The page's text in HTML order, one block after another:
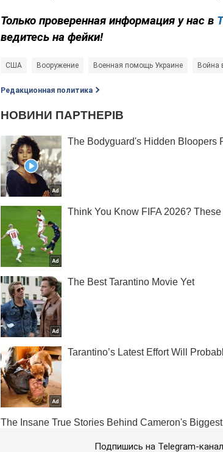
Только проверенная информация у нас в
ведитесь на фейки!
США Вооружение Военная помощь Украине Война
Редакционная политика
Подпишись на Telegram-